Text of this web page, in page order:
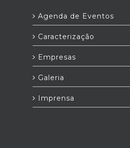
Agenda de Eventos
Caracterização
Empresas
Galeria
Imprensa